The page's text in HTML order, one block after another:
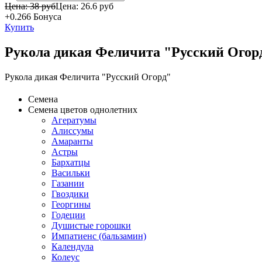
Цена: 38 рубЦена: 26.6 руб
+0.266 Бонуса
Купить
Рукола дикая Феличита "Русский
Рукола дикая Феличита "Русский Огорд"
Семена
Семена цветов однолетних
Агератумы
Алиссумы
Амаранты
Астры
Бархатцы
Васильки
Газании
Гвоздики
Георгины
Годеции
Душистые горошки
Импатиенс (бальзамин)
Календула
Колеус